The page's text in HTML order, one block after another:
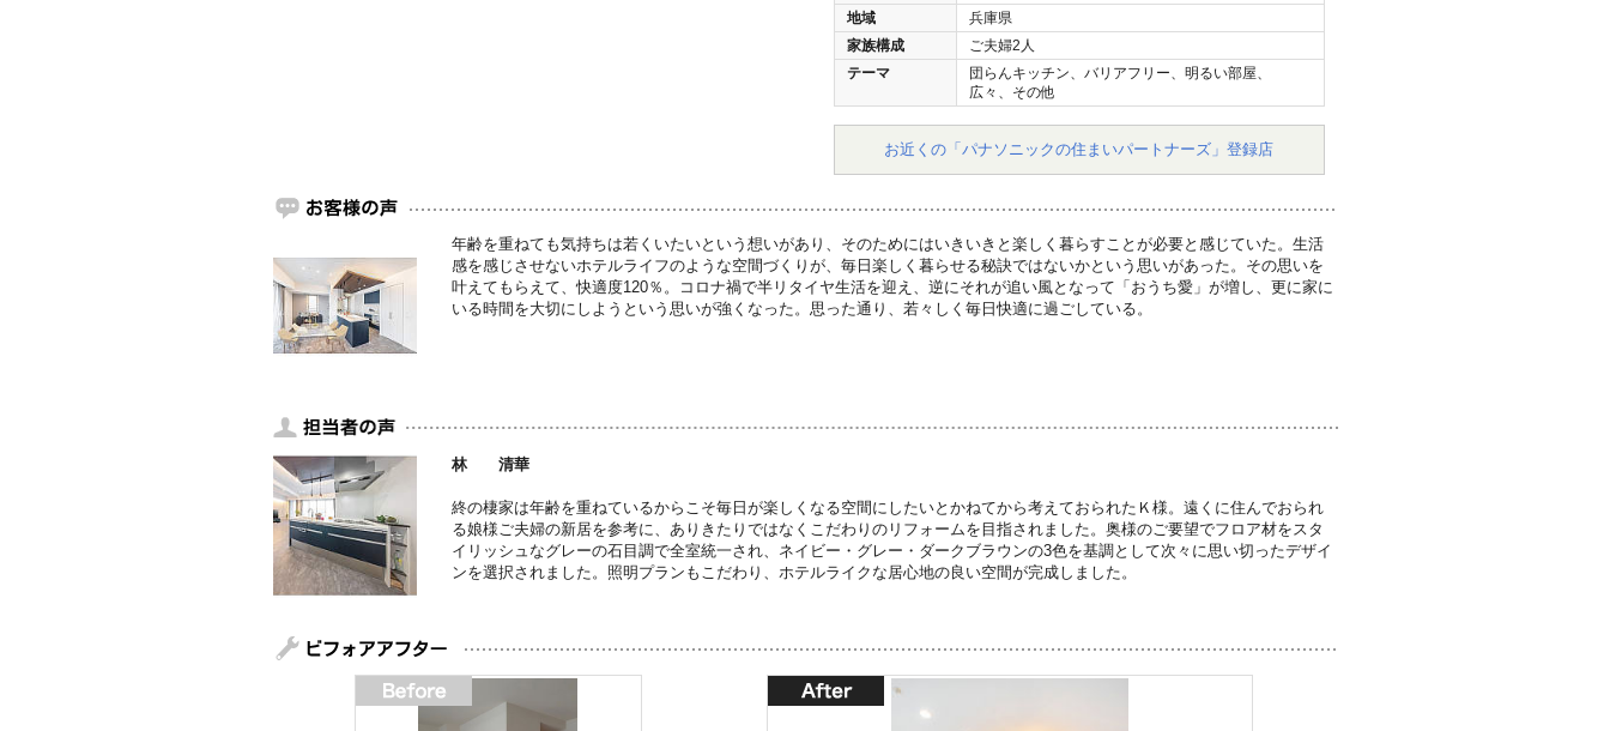
地域
兵庫県
家族構成
ご夫婦2人
テーマ
団らんキッチン、バリアフリー、明るい部屋、
広々、その他
お近くの「パナソニックの住まいパートナーズ」登録店
年齢を重ねても気持ちは若くいたいという想いがあり、そのためにはいきいきと楽しく暮らすことが必要と感じていた。生活
感を感じさせないホテルライフのような空間づくりが、毎日楽しく暮らせる秘訣ではないかという思いがあった。その思いを
叶えてもらえて、快適度120％。コロナ禍で半リタイヤ生活を迎え、逆にそれが追い風となって「おうち愛」が増し、更に家に
いる時間を大切にしようという思いが強くなった。思った通り、若々しく毎日快適に過ごしている。
林 清華
終の棲家は年齢を重ねているからこそ毎日が楽しくなる空間にしたいとかねてから考えておられたＫ様。遠くに住んでおられ
る娘様ご夫婦の新居を参考に、ありきたりではなくこだわりのリフォームを目指されました。奥様のご要望でフロア材をスタ
イリッシュなグレーの石目調で全室統一され、ネイビー・グレー・ダークブラウンの3色を基調として次々に思い切ったデザイ
ンを選択されました。照明プランもこだわり、ホテルライクな居心地の良い空間が完成しました。